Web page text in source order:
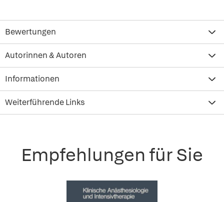
Bewertungen
Autorinnen & Autoren
Informationen
Weiterführende Links
Empfehlungen für Sie